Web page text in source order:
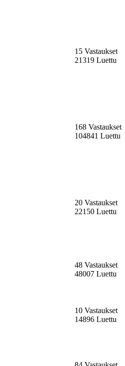
15 Vastaukset
21319 Luettu
168 Vastaukset
104841 Luettu
20 Vastaukset
22150 Luettu
48 Vastaukset
48007 Luettu
10 Vastaukset
14896 Luettu